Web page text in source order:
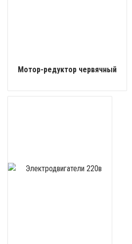
Мотор-редуктор червячный